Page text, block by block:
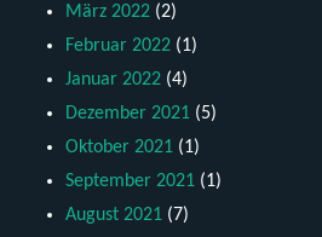
März 2022 (2)
Februar 2022 (1)
Januar 2022 (4)
Dezember 2021 (5)
Oktober 2021 (1)
September 2021 (1)
August 2021 (7)